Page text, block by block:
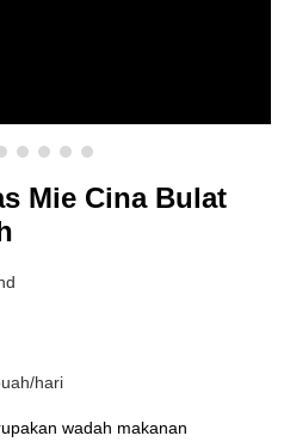
Mie Cina Bulat
hari
wadah makanan